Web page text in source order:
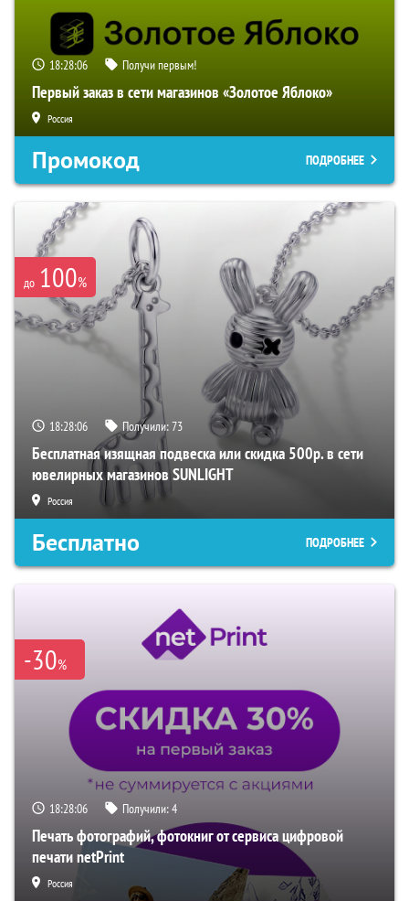
18:28:05 Получи первым!
Первый заказ в сети магазинов «Золотое Яблоко»
Россия
Промокод ПОДРОБНЕЕ
до 100%
18:28:05 Получили:73
Бесплатная изящная подвеска или скидка 500р. в сети
ювелирных магазинов SUNLIGHT
Россия
Бесплатно ПОДРОБНЕЕ
-30%
18:28:05 Получили:4
Печать фотографий, фотокниг от сервиса цифровой
печати netPrint
Россия